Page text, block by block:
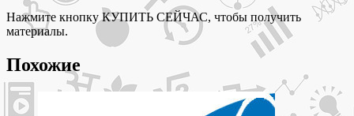
Нажмите кнопку КУПИТЬ СЕЙЧАС, чтобы получить
материалы.
Похожие